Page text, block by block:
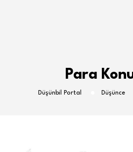
Para
Düşünbil Portal Düşünce